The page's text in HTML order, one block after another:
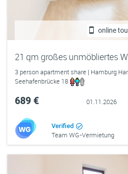
online
3 person apartment share | Hamburg
Seehafenbrücke 18
689 € 01.11.2026
Verified
Team WG-Vermietung